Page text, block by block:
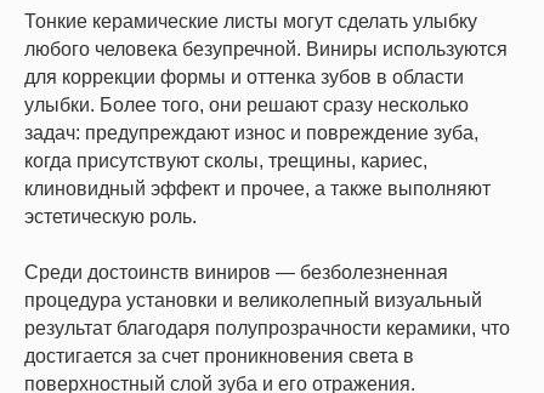
Тонкие керамические листы могут сделать улыбку
любого человека безупречной. Виниры используются
для коррекции формы и оттенка зубов в области
улыбки. Более того, они решают сразу несколько
задач: предупреждают износ и повреждение зуба,
когда присутствуют сколы, трещины, кариес,
клиновидный эффект и прочее, а также выполняют
эстетическую роль.
Среди достоинств виниров — безболезненная
процедура установки и великолепный визуальный
результат благодаря полупрозрачности керамики, что
достигается за счет проникновения света в
поверхностный слой зуба и его отражения.